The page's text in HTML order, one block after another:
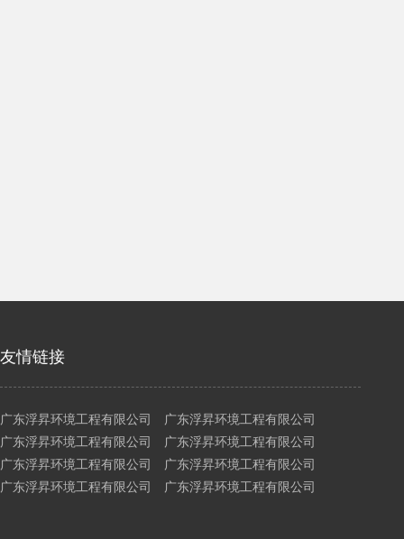
广东浮昇环境工程有限公司 广东浮昇环境工程有限公司
广东浮昇环境工程有限公司 广东浮昇环境工程有限公司
广东浮昇环境工程有限公司 广东浮昇环境工程有限公司
广东浮昇环境工程有限公司 广东浮昇环境工程有限公司
友情链接